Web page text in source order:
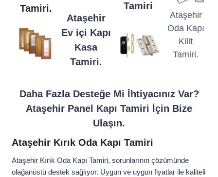
Tamiri.
Ataşehir
Ev içi Kapı
Kasa
Tamiri.
Tamiri
Ataşehir
Oda Kapı
Kilit
Tamiri.
Daha Fazla Desteğe Mi İhtiyacınız Var?
Ataşehir Panel Kapı Tamiri İçin Bize
Ulaşın.
Ataşehir Kırık Oda Kapı Tamiri
Ataşehir Kırık Oda Kapı Tamiri, sorunlarının çözümünde
olağanüstü destek sağlıyor. Uygun ve uygun fiyatlar ile kaliteli